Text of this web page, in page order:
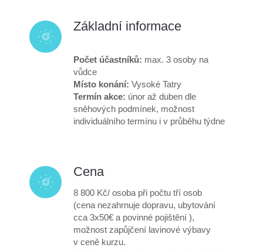
Základní informace
Počet účastníků: max. 3 osoby na
vůdce
Místo konání: Vysoké Tatry
Termín akce: únor až duben dle
sněhových podmínek, možnost
individuálního termínu i v průběhu týdne
Cena
8 800 Kč/ osoba při počtu tří osob
(cena nezahrnuje dopravu, ubytování
cca 3x50€ a povinné pojištění ),
možnost zapůjčení lavinové výbavy
v ceně kurzu.